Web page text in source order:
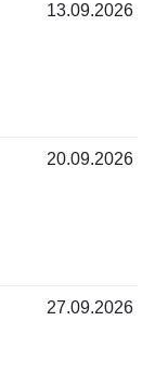
13.09.2026
20.09.2026
27.09.2026